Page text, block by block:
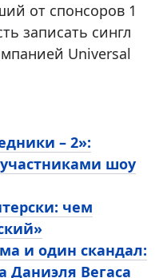
от спонсоров 1
записать сингл
Universal
– 2»:
шоу
чем
и один скандал:
Даниэля Вегаса